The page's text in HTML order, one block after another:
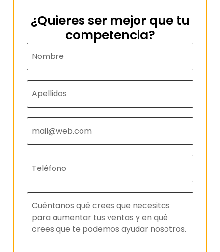
¿Quieres ser mejor que tu
competencia?